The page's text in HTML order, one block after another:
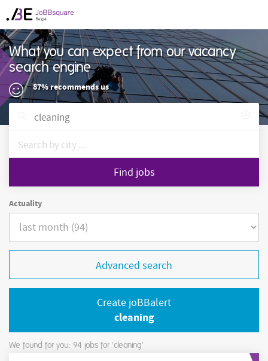
What you can expect from our vacancy
search engine
87% recommends us
Find jobs
Actuality
Advanced search
Create joBBalert
cleaning
We found for you: 94 jobs for 'cleaning'